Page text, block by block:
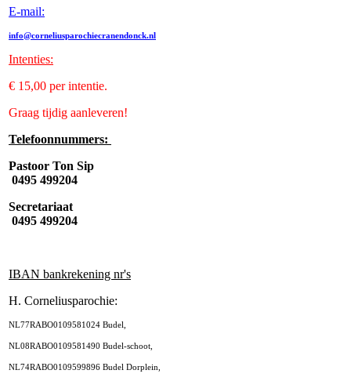
E-mail:
info@corneliusparochiecranendonck.nl
Intenties:
€ 15,00 per intentie.
Graag tijdig aanleveren!
Telefoonnummers:
Pastoor Ton Sip
0495 499204
Secretariaat
0495 499204
IBAN bankrekening nr's
H. Corneliusparochie:
NL77RABO0109581024 Budel,
NL08RABO0109581490 Budel-schoot,
NL74RABO0109599896 Budel Dorplein,